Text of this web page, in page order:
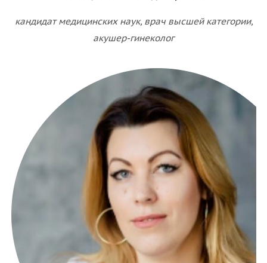
кандидат медицинских наук, врач высшей категории,
акушер-гинеколог